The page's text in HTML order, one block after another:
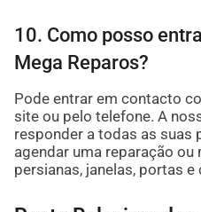
10. Como posso
Mega Reparos?
Pode entrar em contacto
site ou pelo telefone. A
responder a todas as suas
agendar uma reparação
persianas, janelas, portas e